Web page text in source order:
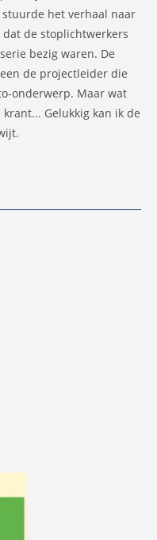
het verhaal naar
de stoplichtwerkers
bezig waren. De
de projectleider die
onderwerp. Maar wat
Gelukkig kan ik de